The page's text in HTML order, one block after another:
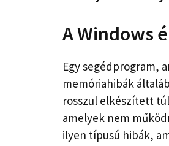
A Windows
Egy segédprogram,
memóriahibák
rosszul elkészített
amelyek nem
ilyen típusú hibák,